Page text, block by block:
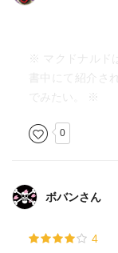
※ マクドナルド
書中にて紹介さ
でみたい。 ※
0
ボバンさん
4